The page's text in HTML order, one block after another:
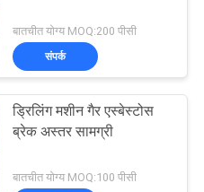
बातचीत योग्य MOQ:200 पीसी
संपर्क
ड्रिलिंग मशीन गैर एस्बेस्टोस
ब्रेक अस्तर सामग्री
बातचीत योग्य MOQ:100 पीसी